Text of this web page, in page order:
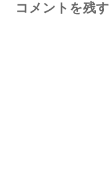
コメントを残す